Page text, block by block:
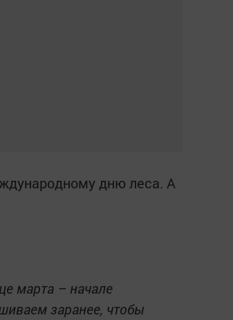
дню леса. А
марта – начале
заранее, чтобы